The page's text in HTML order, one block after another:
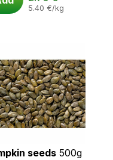
5.40 €/kg
seeds 500g